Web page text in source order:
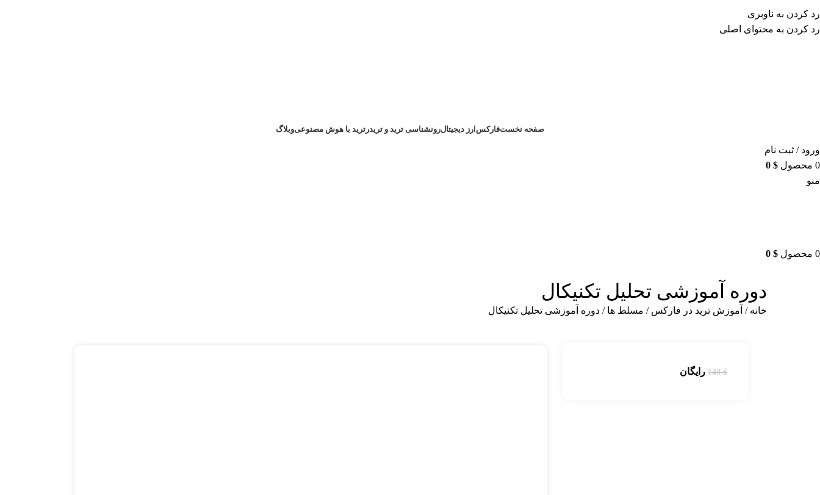
رد کردن به ناوبری
رد کردن به محتوای اصلی
برای طراحی سربرگ به بخش سربرگ ساز بروید...
صفحه نخستفارکس ارز دیجیتالرونشناسی ترید و تریدر ترید با هوش مصنوعیوبلاگ
ورود / ثبت نام
0 محصول 0 $
منو
0 محصول 0 $
دوره آموزشی تحلیل تکنیکال
خانه آموزش ترید در فارکس مسلط ها دوره آموزشی تحلیل تکنیکال
140$ رایگان